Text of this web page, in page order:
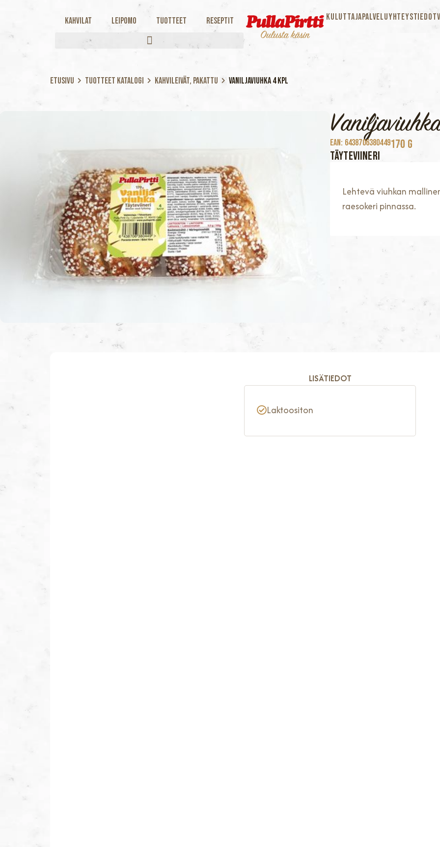
Kahvilat Leipomo Tuotteet Reseptit KULUTTAJAPALVELUYHTEYSTIEDOT
Etusivu Tuotteet katalogi Kahvileivät, Pakattu Vaniljaviuhka 4 kpl
EAN: 6438706380449170 G
TÄYTEVIINERI
Lehtevä viuhkan
raesokeri pinnassa.
LISÄTIEDOT
Laktoositon